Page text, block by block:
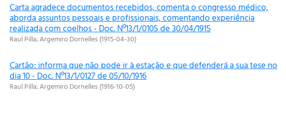
Carta agradece documentos recebidos, comenta o congresso médico,
aborda assuntos pessoais e profissionais, comentando experiência
realizada com coelhos - Doc. Nº13/1/0105 de 30/04/1915
Raul Pilla;Argemiro Dornelles(1915-04-30)
Cartão: informa que não pode ir à estação e que defenderá a sua tese no
dia 10 - Doc. Nº13/1/0127 de 05/10/1916
Raul Pilla;Argemiro Dornelles(1916-10-05)